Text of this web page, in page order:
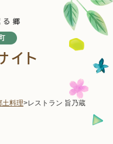
土料理>レストラン 旨乃蔵